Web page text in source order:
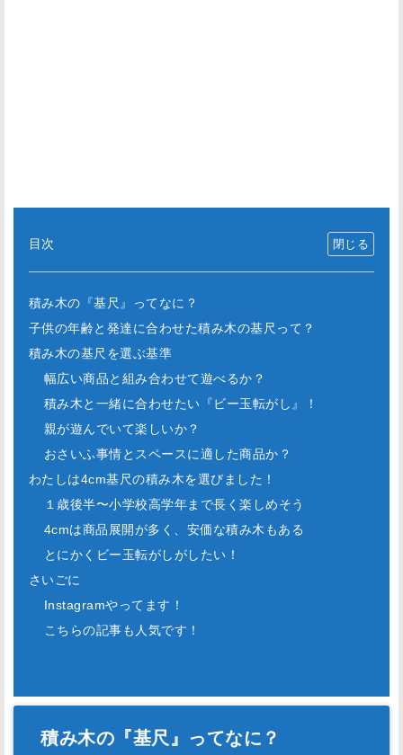
目次
積み木の『基尺』ってなに？
子供の年齢と発達に合わせた積み木の基尺って？
積み木の基尺を選ぶ基準
幅広い商品と組み合わせて遊べるか？
積み木と一緒に合わせたい『ビー玉転がし』！
親が遊んでいて楽しいか？
おさいふ事情とスペースに適した商品か？
わたしは4cm基尺の積み木を選びました！
１歳後半〜小学校高学年まで長く楽しめそう
4cmは商品展開が多く、安価な積み木もある
とにかくビー玉転がしがしたい！
さいごに
Instagramやってます！
こちらの記事も人気です！
積み木の『基尺』ってなに？